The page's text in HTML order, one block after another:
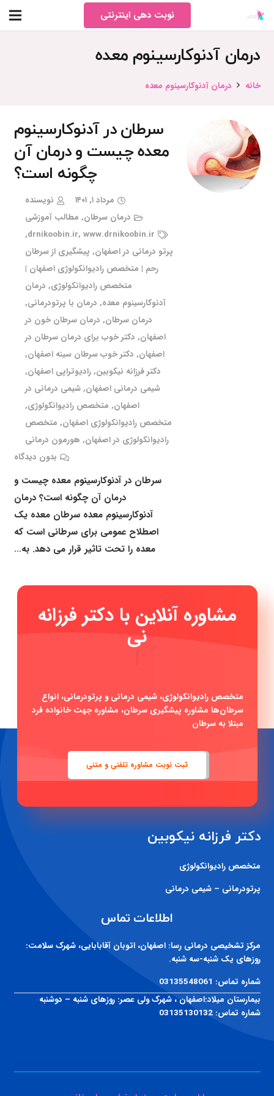
نوبت دهی اینترنتی
درمان آدنوکارسینوم معده
خانه درمان آدنوکارسینوم معده
سرطان در آدنوکارسینوم
معده چیست و درمان آن
چگونه است؟
مرداد ۱, ۱۴۰۱
نویسنده
درمان سرطان, مطالب آموزشی
drnikoobin.ir, www.drnikoobin.ir
,
پرتو درمانی در اصفهان, پیشگیری از سرطان
رحم | متخصص رادیوانکولوژی اصفهان |
متخصص رادیوانکولوژی, درمان
آدنوکارسینوم معده, درمان با پرتودرمانی,
درمان سرطان, درمان سرطان خون در
اصفهان, دکتر خوب برای درمان سرطان در
اصفهان, دکتر خوب سرطان سینه اصفهان,
دکتر فرزانه نیکوبین,رادیوتراپی اصفهان,
شیمی درمانی اصفهان,شیمی درمانی در
اصفهان, متخصص رادیوانکولوژی,
متخصص رادیوانکولوژی اصفهان, متخصص
رادیوانکولوژی در اصفهان, هورمون درمانی
بدون دیدگاه
سرطان در آدنوکارسینوم معده چیست و
درمان آن چگونه است؟ درمان
آدنوکارسینوم معده سرطان معده یک
اصطلاح عمومی برای سرطانی است که
معده را تحت تاثیر قرار می دهد. به…
مشاوره آنلاین با دکتر فرزان
دکتر فرزانه نیکوبین
پرتودرمانی – شیمی درمانی
روزهای یک شنبه-سه شنبه.
شماره تماس:
03135548061
بیمارستان میلاد:اصفهان ، شهرک ولی عصر: روزهای شنبه – دوشنبه